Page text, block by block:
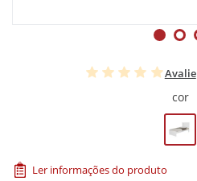
Avalie
cor
Ler informações do produto